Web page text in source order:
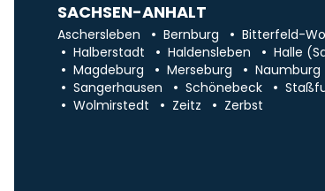
SACHSEN-ANHALT
Aschersleben Bernburg Bitterfeld-
Halberstadt
Haldensleben Halle
Magdeburg
Merseburg Naumburg
Sangerhausen
Schönebeck
Wolmirstedt
Zeitz Zerbst